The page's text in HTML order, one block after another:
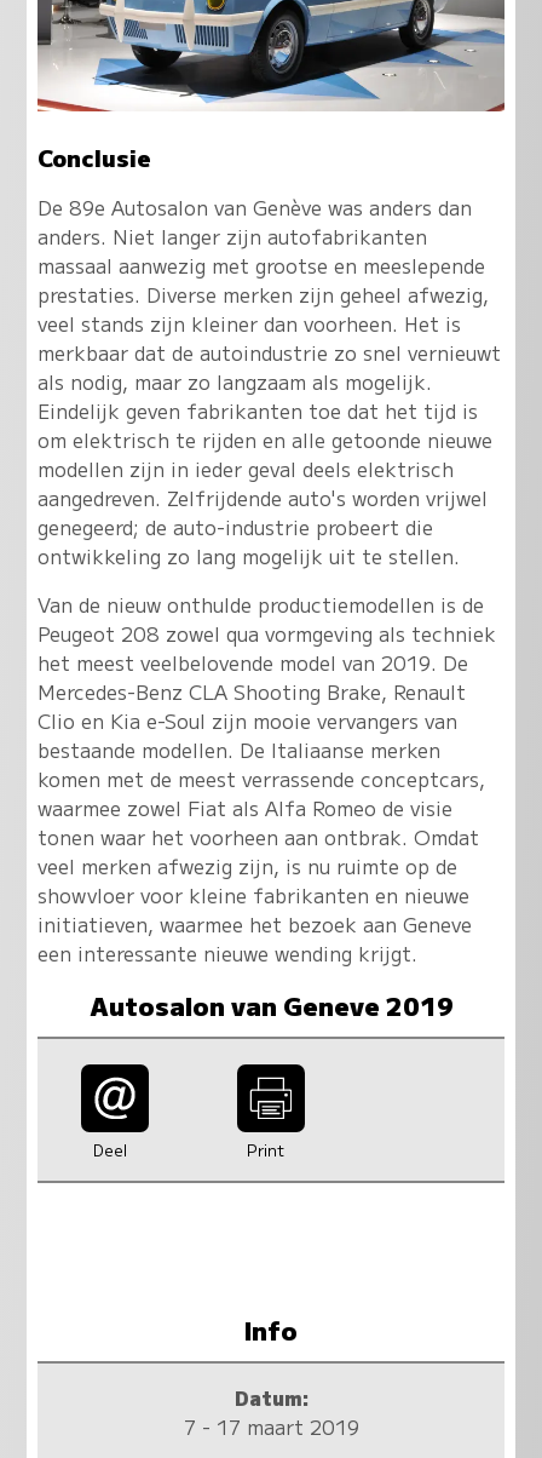
Conclusie
De 89e Autosalon van Genève was anders dan
anders. Niet langer zijn autofabrikanten
massaal aanwezig met grootse en meeslepende
prestaties. Diverse merken zijn geheel afwezig,
veel stands zijn kleiner dan voorheen. Het is
merkbaar dat de autoindustrie zo snel vernieuwt
als nodig, maar zo langzaam als mogelijk.
Eindelijk geven fabrikanten toe dat het tijd is
om elektrisch te rijden en alle getoonde nieuwe
modellen zijn in ieder geval deels elektrisch
aangedreven. Zelfrijdende auto's worden vrijwel
genegeerd; de auto-industrie probeert die
ontwikkeling zo lang mogelijk uit te stellen.
Van de nieuw onthulde productiemodellen is de
Peugeot 208 zowel qua vormgeving als techniek
het meest veelbelovende model van 2019. De
Mercedes-Benz CLA Shooting Brake, Renault
Clio en Kia e-Soul zijn mooie vervangers van
bestaande modellen. De Italiaanse merken
komen met de meest verrassende conceptcars,
waarmee zowel Fiat als Alfa Romeo de visie
tonen waar het voorheen aan ontbrak. Omdat
veel merken afwezig zijn, is nu ruimte op de
showvloer voor kleine fabrikanten en nieuwe
initiatieven, waarmee het bezoek aan Geneve
een interessante nieuwe wending krijgt.
Autosalon van Geneve 2019
Deel Print
Info
Datum:
7 - 17 maart 2019